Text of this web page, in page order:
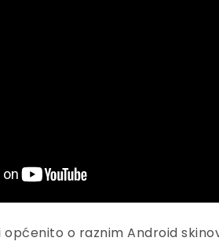
općenito o raznim Android